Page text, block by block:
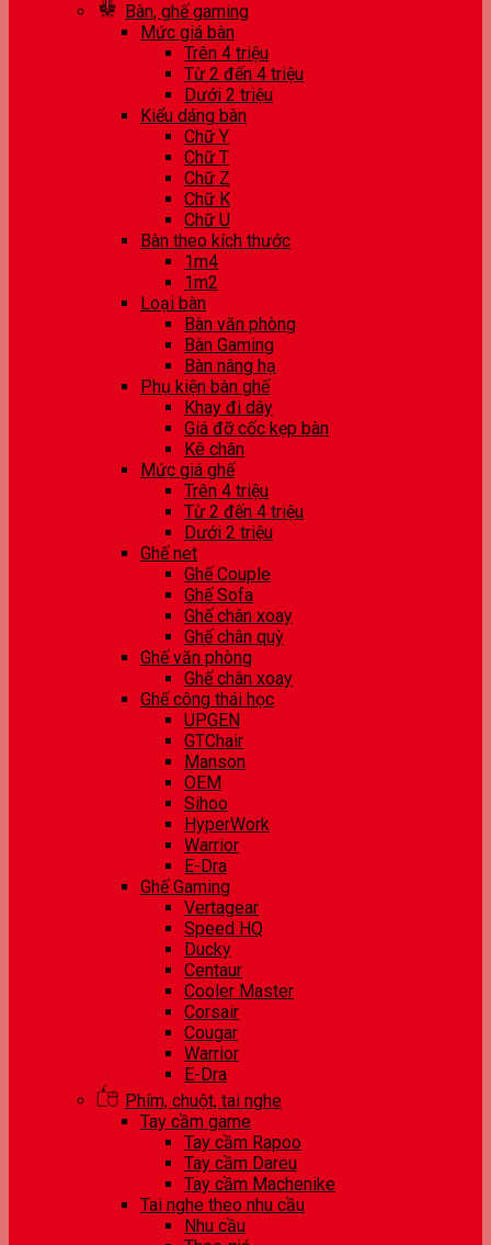
Bàn, ghế gaming
Mức giá bàn
Trên 4 triệu
Từ 2 đến 4 triệu
Dưới 2 triệu
Kiểu dáng bàn
Chữ Y
Chữ T
Chữ Z
Chữ K
Chữ U
Bàn theo kích thước
1m4
1m2
Loại bàn
Bàn văn phòng
Bàn Gaming
Bàn nâng hạ
Phụ kiện bàn ghế
Khay đi dây
Giá đỡ cốc kẹp bàn
Kê chân
Mức giá ghế
Trên 4 triệu
Từ 2 đến 4 triệu
Dưới 2 triệu
Ghế net
Ghế Couple
Ghế Sofa
Ghế chân xoay
Ghế chân quỳ
Ghế văn phòng
Ghế chân xoay
Ghế công thái học
UPGEN
GTChair
Manson
OEM
Sihoo
HyperWork
Warrior
E-Dra
Ghế Gaming
Vertagear
Speed HQ
Ducky
Centaur
Cooler Master
Corsair
Cougar
Warrior
E-Dra
Phím, chuột, tai nghe
Tay cầm game
Tay cầm Rapoo
Tay cầm Dareu
Tay cầm Machenike
Tai nghe theo nhu cầu
Nhu cầu